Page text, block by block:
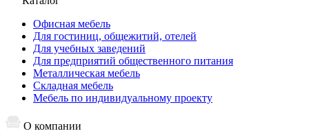
Офисная мебель
Для гостиниц, общежитий, отелей
Для учебных заведений
Для предприятий общественного питания
Металлическая мебель
Складная мебель
Мебель по индивидуальному проекту
О компании